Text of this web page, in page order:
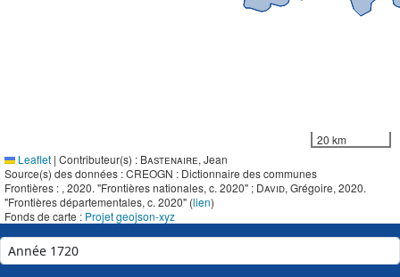
20 km
Leaflet | Contributeur(s) : Bastenaire, Jean
Source(s) des données : CREOGN : Dictionnaire des communes
Frontières : , 2020. "Frontières nationales, c. 2020" ; David, Grégoire, 2020.
"Frontières départementales, c. 2020" (lien)
Fonds de carte : Projet geojson-xyz